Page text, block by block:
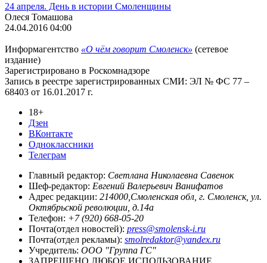
24 апреля. День в истории Смоленщины
Олеся Томашова
24.04.2016 04:00
Информагентство «О чём говорит Смоленск» (сетевое
издание)
Зарегистрировано в Роскомнадзоре
Запись в реестре зарегистрированных СМИ: ЭЛ № ФС 77 –
68403 от 16.01.2017 г.
18+
Дзен
ВКонтакте
Одноклассники
Телеграм
Главный редактор: Светлана Николаевна Савенок
Шеф-редактор: Евгений Валерьевич Ванифатов
Адрес редакции: 214000,Смоленская обл, г. Смоленск, ул.
Октябрьской революции, д.14а
Телефон: +7 (920) 668-05-20
Почта(отдел новостей): press@smolensk-i.ru
Почта(отдел рекламы): smolredaktor@yandex.ru
Учредитель: ООО "Группа ГС"
ЗАПРЕЩЕНО ЛЮБОЕ ИСПОЛЬЗОВАНИЕ